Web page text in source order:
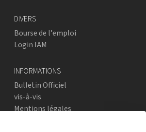
DIVERS
Bourse de l'emploi
Login IAM
INFORMATIONS
Bulletin Officiel
vis-à-vis
Mentions légales